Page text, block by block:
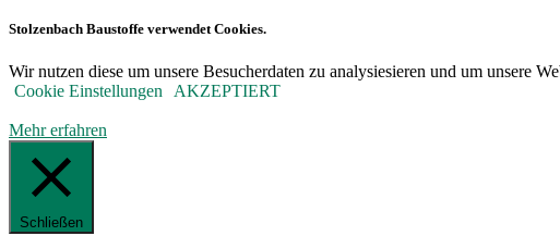
Stolzenbach Baustoffe verwendet Cookies.
Wir nutzen diese um unsere Besucherdaten zu analysiesieren und um unsere
Cookie Einstellungen
AKZEPTIERT
Mehr erfahren
Schließen